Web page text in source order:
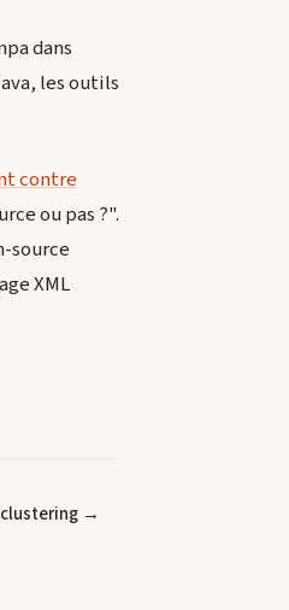
dans
les outils
contre
ou pas ?".
source
XML
→